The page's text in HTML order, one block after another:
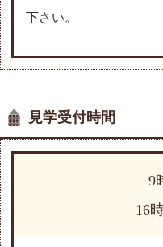
下さい。
見学受付時間
9
16